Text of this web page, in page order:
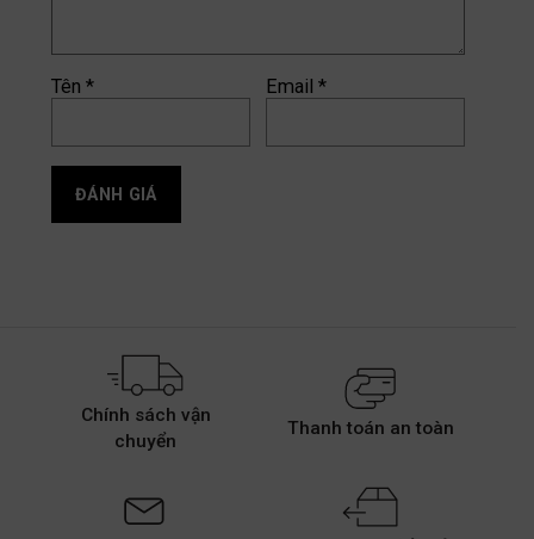
Tên * Email*
Chính sách vận
chuyển
Thanh toán an toàn